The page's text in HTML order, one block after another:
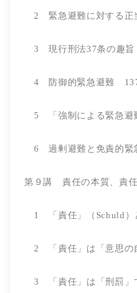
2 緊急避難に対する正
3 現行刑法37条の
4 防御的緊急避難
5 「強制による緊急
6 過剰避難と免責的緊
第９講 責任の本質、責
1 「責任」（Schuld）
2 「責任」は「意思の
3 「責任」は「刑罰」